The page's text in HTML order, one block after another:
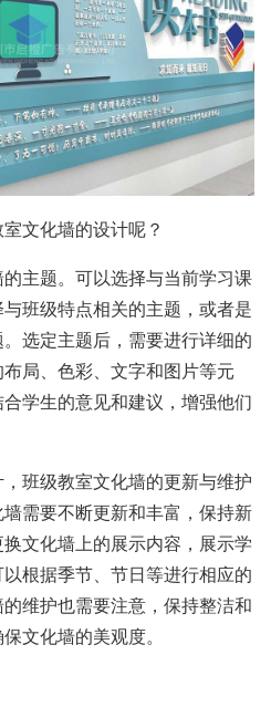
文化墙的设计呢？
主题。可以选择与当前学习课
班级特点相关的主题，或者是
选定主题后，需要进行详细的
局、色彩、文字和图片等元
学生的意见和建议，增强他们
班级教室文化墙的更新与维护
需要不断更新和丰富，保持新
文化墙上的展示内容，展示学
根据季节、节日等进行相应的
维护也需要注意，保持整洁和
文化墙的美观度。